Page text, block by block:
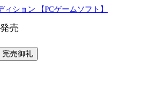
ィション 【PCゲームソフト】
売